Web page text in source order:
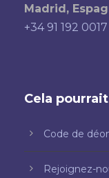
Madrid,
+34 91 192 0017
Cela
Code de
Rejoignez-